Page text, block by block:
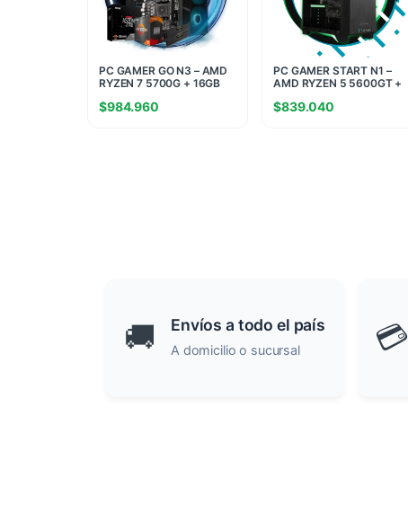
PC GAMER GO N3 – AMD
RYZEN 7 5700G + 16GB
$984.960
PC GAMER START N1 –
AMD RYZEN 5 5600GT +
$839.040
🚚 Envíos a todo el país
A domicilio o sucursal 💳